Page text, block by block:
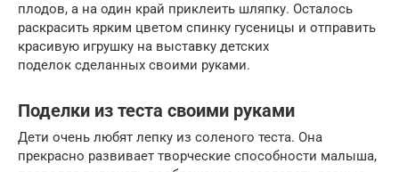
плодов, а на один край приклеить шляпку. Осталось
раскрасить ярким цветом спинку гусеницы и отправить
красивую игрушку на выставку детских
поделок сделанных своими руками.
Поделки из теста своими руками
Дети очень любят лепку из соленого теста. Она
прекрасно развивает творческие способности малыша,